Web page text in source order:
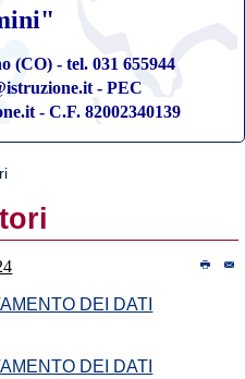
(CO) - tel. 031 655944
- PEC
- C.F. 82002340139
DEI DATI
DEI DATI